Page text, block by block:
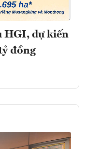
HGI, dự kiến
đồng